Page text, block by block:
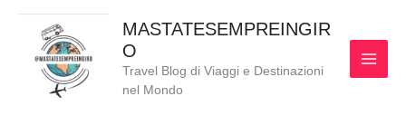
contenuto
MASTATESEMPREINGIR
O
Travel Blog di Viaggi e Destinazioni
nel Mondo